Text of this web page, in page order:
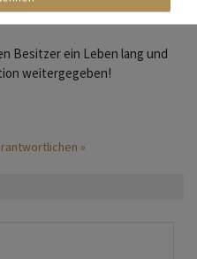
einer Biene oder Fliege.
Besitzer ein Leben lang und
weitergegeben!
»